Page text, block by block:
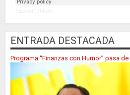
ENTRADA DESTACADA
Programa “Finanzas con Humor” pasa